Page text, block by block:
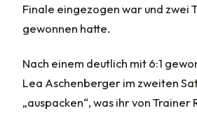
Finale eingezogen war und zwei
gewonnen hatte.
Nach einem deutlich mit 6:1
Lea Aschenberger im zweiten
„auspacken“, was ihr von